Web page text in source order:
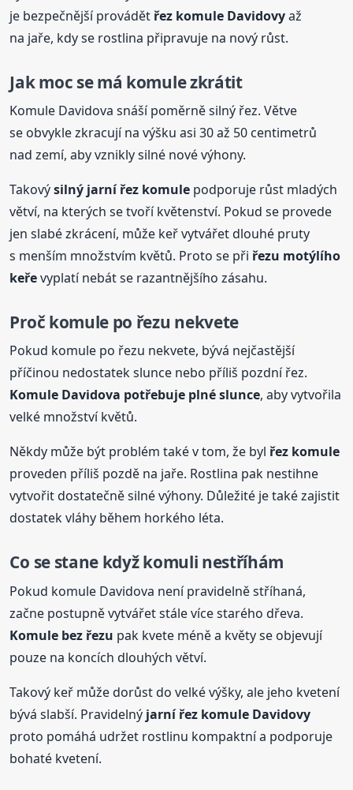
je bezpečnější provádětřez komule Davidovyaž
na jaře, kdy se rostlina připravuje na nový růst.
Jak moc se má komule zkrátit
Komule Davidova snáší poměrně silný řez. Větve
se obvykle zkracují na výšku asi 30 až 50 centimetrů
nad zemí, aby vznikly silné nové výhony.
Takovýsilný jarnířez komule podporuje růst mladých
větví, na kterých se tvoří květenství. Pokud se provede
jen slabé zkrácení, může keř vytvářet dlouhé pruty
s menším množstvím květů. Proto se přiřezu motýlího
keřevyplatí nebát se razantnějšího zásahu.
Proč komule po řezu nekvete
Pokud komule po řezu nekvete, bývá nejčastější
příčinou nedostatek slunce nebo příliš pozdní řez.
Komule Davidova potřebuje plné slunce, aby vytvořila
velké množství květů.
Někdy může být problém také v tom, že bylřez komule
proveden příliš pozdě na jaře. Rostlina pak nestihne
vytvořit dostatečně silné výhony. Důležité je také zajistit
dostatek vláhy během horkého léta.
Co se stane když komuli nestříhám
Pokud komule Davidova není pravidelně stříhaná,
začne postupně vytvářet stále více starého dřeva.
Komule bez řezu pak kvete méně a květy se objevují
pouze na koncích dlouhých větví.
Takový keř může dorůst do velké výšky, ale jeho kvetení
bývá slabší. Pravidelný jarnířez komule Davidovy
proto pomáhá udržet rostlinu kompaktní a podporuje
bohaté kvetení.